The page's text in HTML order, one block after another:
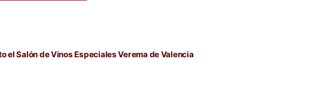
el Salón de Vinos Especiales Verema de Valencia